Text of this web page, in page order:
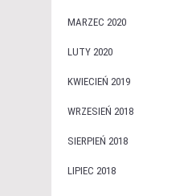
MARZEC 2020
LUTY 2020
KWIECIEŃ 2019
WRZESIEŃ 2018
SIERPIEŃ 2018
LIPIEC 2018